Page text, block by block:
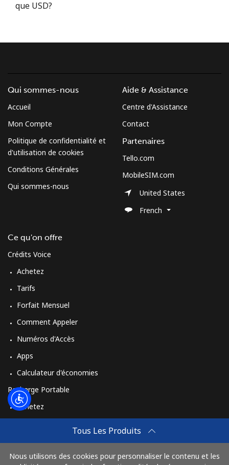
En créant un compte sur ce site, j'accepte les présentes
Conditions générales.
S'inscrire
Bonjour!
Rappel du mot de passe →
que USD?
Tous Les Produits
Nous utilisons des cookies pour personnaliser le contenu et les
Qui sommes-nous
Accueil
Mon Compte
Politique de confidentialité et
d'utilisation de cookies
Conditions Générales
Qui sommes-nous
Ce qu'on offre
Crédits Voice
Achetez
Tarifs
Forfait Mensuel
Comment Appeler
Numéros d'Accès
Apps
Calculateur d'économies
Recharge Portable
Achetez
Achetez
Aide & Assistance
Centre d'Assistance
Contact
Partenaires
Tello.com
MobileSIM.com
United States
French